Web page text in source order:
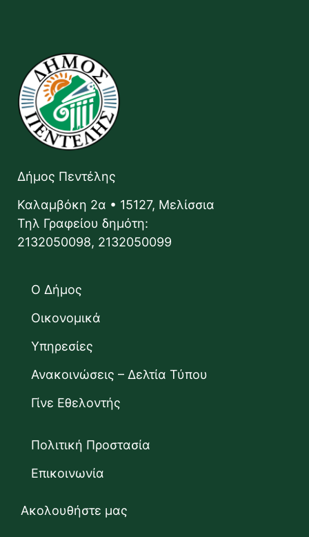
Δήμος Πεντέλης
Καλαμβόκη 2α • 15127, Μελίσσια
Τηλ Γραφείου δημότη:
2132050098, 2132050099
Ο Δήμος
Οικονομικά
Υπηρεσίες
Ανακοινώσεις – Δελτία Τύπου
Γίνε Εθελοντής
Πολιτική Προστασία
Επικοινωνία
Ακολουθήστε μας